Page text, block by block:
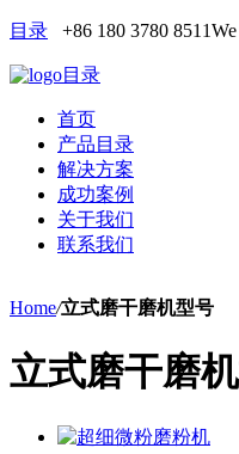
目录 +86 180 3780 8511
目录
首页
产品目录
解决方案
成功案例
关于我们
联系我们
Home/立式磨干磨机型号
立式磨干磨